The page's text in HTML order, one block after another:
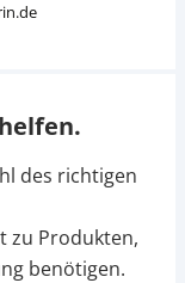
des richtigen
zu Produkten,
benötigen.